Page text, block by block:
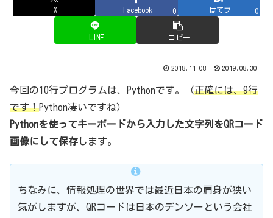
X Facebook 0 はてブ 0
LINE コピー
2018.11.08 2019.08.30
今回の10行プログラムは、Pythonです。（正確には、9行
です！Python凄いですね）
Pythonを使ってキーボードから入力した文字列をQRコード
画像にして保存します。
ちなみに、情報処理の世界では最近日本の肩身が狭い
気がしますが、QRコードは日本のデンソーという会社